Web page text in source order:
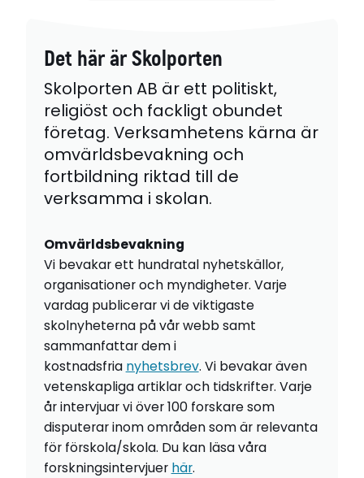
Det här är Skolporten
Skolporten AB är ett politiskt,
religiöst och fackligt obundet
företag. Verksamhetens kärna är
omvärldsbevakning och
fortbildning riktad till de
verksamma i skolan.
Omvärldsbevakning
Vi bevakar ett hundratal nyhetskällor,
organisationer och myndigheter. Varje
vardag publicerar vi de viktigaste
skolnyheterna på vår webb samt
sammanfattar dem i
kostnadsfria nyhetsbrev. Vi bevakar även
vetenskapliga artiklar och tidskrifter. Varje
år intervjuar vi över 100 forskare som
disputerar inom områden som är relevanta
för förskola/skola. Du kan läsa våra
forskningsintervjuer här.